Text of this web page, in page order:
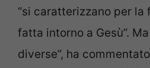
“si caratterizzano per la
fatta intorno a Gesù”.
diverse”, ha